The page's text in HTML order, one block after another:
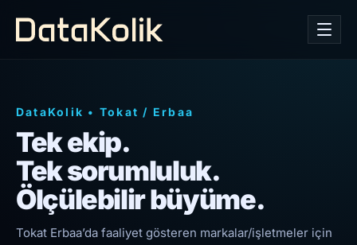
DataKolik • Tokat / Erbaa
Tek ekip.
Tek sorumluluk.
Ölçülebilir büyüme.
Tokat Erbaa’da faaliyet gösteren markalar/işletmeler için